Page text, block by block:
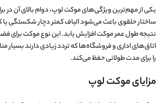
یکی از مهم‌ترین ویژگی‌های موکت لوپ، دوام بالای آن در
ساختار حلقوی باعث می‌شود الیاف کمتر دچار شکستگی
نتیجه طول عمر موکت افزایش یابد. این نوع موکت برای
اتاق‌های اداری و فروشگاه‌ها که تردد زیادی دارند بسیار
را برای مدت طولانی حفظ می‌کند.
مزایای موکت لوپ